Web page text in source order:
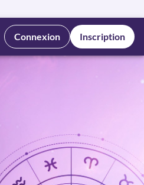
Connexion Inscription